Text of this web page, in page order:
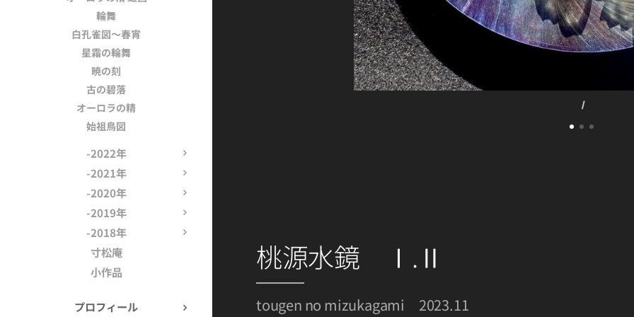
輪舞
白孔雀図～春宵
星霜の輪舞
暁の刻
古の碧落
オーロラの精
始祖鳥図
-2022年
-2021年
-2020年
-2019年
-2018年
寸松庵
小作品
プロフィール
桃源水鏡 Ⅰ.Ⅱ
tougen no mizukagami 2023.11